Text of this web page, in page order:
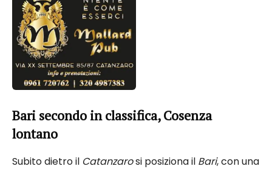
Bari secondo in classifica, Cosenza
lontano
Subito dietro il Catanzarosi posiziona il Bari, con una